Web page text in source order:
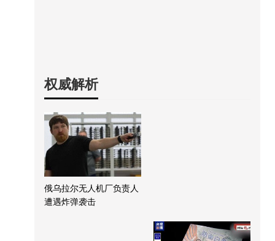
权威解析
俄乌拉尔无人机厂负责人
遭遇炸弹袭击